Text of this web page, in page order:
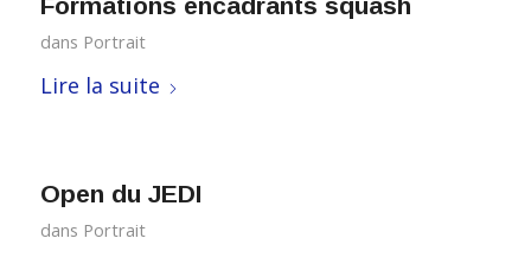
dans Portrait
Lire la suite
Open du JEDI
dans Portrait